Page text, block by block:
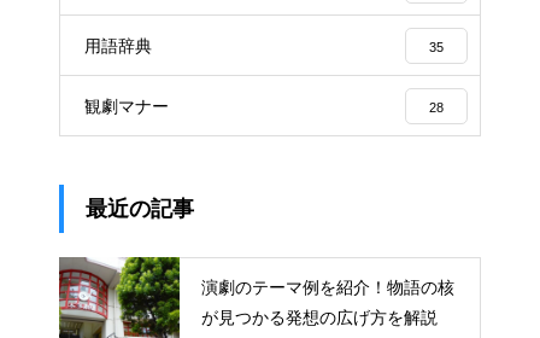
用語辞典 35
観劇マナー 28
最近の記事
演劇のテーマ例を紹介！物語の核
が見つかる発想の広げ方を解説